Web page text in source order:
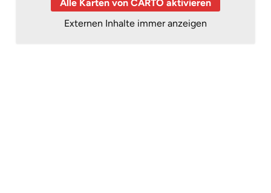
Alle Karten von CARTO aktivieren
Externen Inhalte immer anzeigen